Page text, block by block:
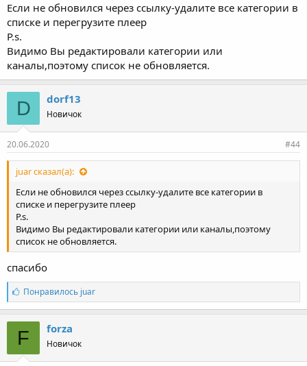
Если не обновился через ссылку-удалите все категории в
списке и перегрузите плеер
P.s.
Видимо Вы редактировали категории или
каналы,поэтому список не обновляется.
D dorf13
Новичок
20.06.2020 #44
juar сказал(а):
Если не обновился через ссылку-удалите все категории в
списке и перегрузите плеер
P.s.
Видимо Вы редактировали категории или каналы,поэтому
список не обновляется.
спасибо
С
и
м
п
а
и
Понравилось juar
F forza
Новичок